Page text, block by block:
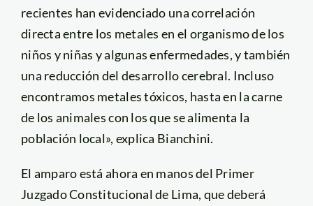
recientes han evidenciado una correlación
directa entre los metales en el organismo de los
niños y niñas y algunas enfermedades, y también
una reducción del desarrollo cerebral. Incluso
encontramos metales tóxicos, hasta en la carne
de los animales con los que se alimenta la
población local», explica Bianchini.
El amparo está ahora en manos del Primer
Juzgado Constitucional de Lima, que deberá